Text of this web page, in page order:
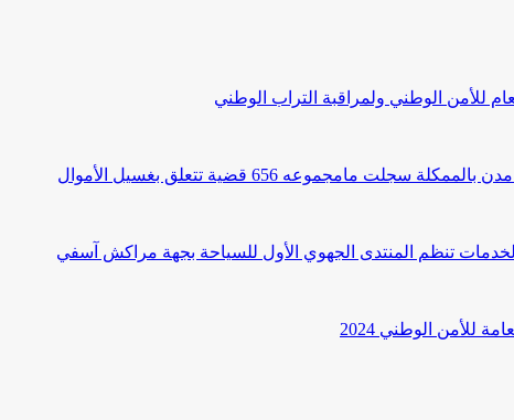
للأمن الوطني ولمراقبة التراب الوطني
تنظم المنتدى الجهوي الأول للسياحة بجهة مراكش آسفي
للأمن الوطني 2024